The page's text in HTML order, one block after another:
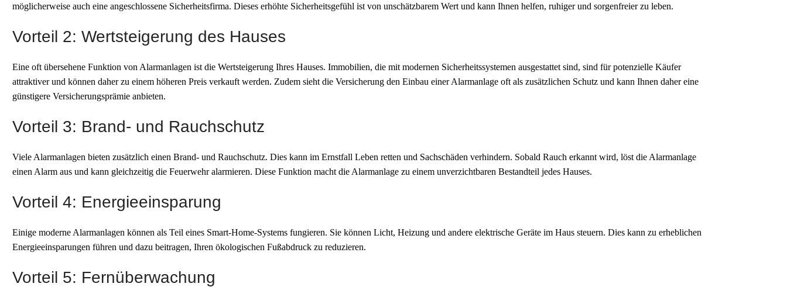
möglicherweise auch eine angeschlossene Sicherheitsfirma. Dieses erhöhte Sicherheitsgefühl ist von unschätzbarem Wert und kann Ihnen helfen, ruhiger und sorgenfreier zu leben.
Vorteil 2: Wertsteigerung des Hauses
Eine oft übersehene Funktion von Alarmanlagen ist die Wertsteigerung Ihres Hauses. Immobilien, die mit modernen Sicherheitssystemen ausgestattet sind, sind für potenzielle Käufer
attraktiver und können daher zu einem höheren Preis verkauft werden. Zudem sieht die Versicherung den Einbau einer Alarmanlage oft als zusätzlichen Schutz und kann Ihnen daher eine
günstigere Versicherungsprämie anbieten.
Vorteil 3: Brand- und Rauchschutz
Viele Alarmanlagen bieten zusätzlich einen Brand- und Rauchschutz. Dies kann im Ernstfall Leben retten und Sachschäden verhindern. Sobald Rauch erkannt wird, löst die Alarmanlage
einen Alarm aus und kann gleichzeitig die Feuerwehr alarmieren. Diese Funktion macht die Alarmanlage zu einem unverzichtbaren Bestandteil jedes Hauses.
Vorteil 4: Energieeinsparung
Einige moderne Alarmanlagen können als Teil eines Smart-Home-Systems fungieren. Sie können Licht, Heizung und andere elektrische Geräte im Haus steuern. Dies kann zu erheblichen
Energieeinsparungen führen und dazu beitragen, Ihren ökologischen Fußabdruck zu reduzieren.
Vorteil 5: Fernüberwachung